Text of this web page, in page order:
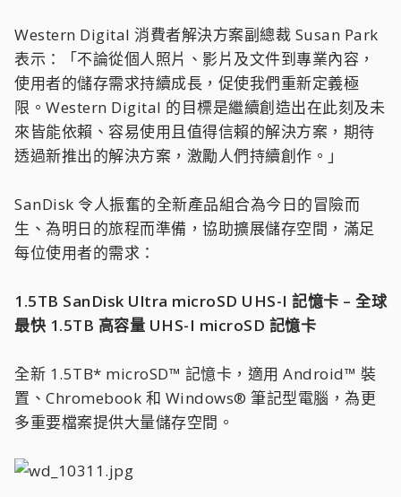
Western Digital 消費者解決方案副總裁 Susan Park
表示：「不論從個人照片、影片及文件到專業內容，
使用者的儲存需求持續成長，促使我們重新定義極
限。Western Digital 的目標是繼續創造出在此刻及未
來皆能依賴、容易使用且值得信賴的解決方案，期待
透過新推出的解決方案，激勵人們持續創作。」
SanDisk 令人振奮的全新產品組合為今日的冒險而
生、為明日的旅程而準備，協助擴展儲存空間，滿足
每位使用者的需求：
1.5TB SanDisk Ultra microSD UHS-I 記憶卡 – 全球
最快 1.5TB 高容量 UHS-I microSD 記憶卡
全新 1.5TB* microSD™ 記憶卡，適用 Android™ 裝
置、Chromebook 和 Windows® 筆記型電腦，為更
多重要檔案提供大量儲存空間。